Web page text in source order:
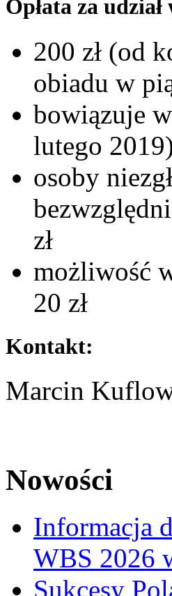
Opłata za
200 zł (od
obiadu w
bowiązuje
lutego
osoby
zł
możliwość
20 zł
Kontakt:
Marcin
Nowości
Informacja
WBS 2026
Sukcesy